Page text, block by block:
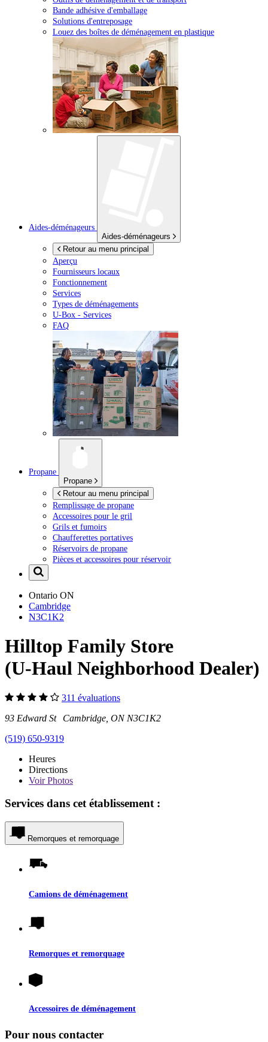
Bande adhésive d'emballage
Solutions d'entreposage
Louez des boîtes de déménagement en plastique
Aides-déménageurs
Aides-déménageurs
Retour au menu principal
Aperçu
Fournisseurs locaux
Fonctionnement
Services
Types de déménagements
U-Box - Services
FAQ
Propane
Propane
Retour au menu principal
Remplissage de propane
Accessoires pour le gril
Grils et fumoirs
Chaufferettes portatives
Réservoirs de propane
Pièces et accessoires pour réservoir
Ontario ON
Cambridge
N3C1K2
Hilltop Family Store
(U-Haul Neighborhood Dealer)
311 évaluations
93 Edward St Cambridge, ON N3C1K2
(519) 650-9319
Heures
Directions
VoirPhotos
Services dans cet établissement :
Remorques et remorquage
Camions de déménagement
Remorques et remorquage
Accessoires de déménagement
Pour nous contacter